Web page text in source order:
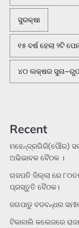
ସୁରକ୍ଷା
୧୫ ବର୍ଷ ହେଲା ୨ଟି
୪୦ ଲକ୍ଷର
Recent
ମହେନ୍ଦ୍ରଗିରି(ପୌର)
ଅଭିଭାବକ ବୈଠକ ।
ଗଜପତି ଜିଲ୍ଲା ରେ
ପ୍ରସ୍ତୁତି ବୈଠକ।
ଜଗପାଡୁ ବଡବନ୍ଧର
ଟିକାବାଲି କଲେଜରେ